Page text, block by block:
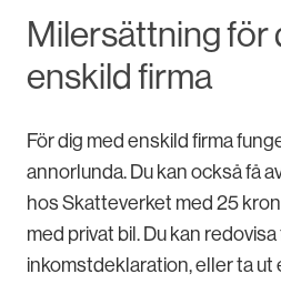
Milersättning för
enskild firma
För dig med enskild firma
annorlunda. Du kan också få
hos Skatteverket med 25
med privat bil. Du kan
inkomstdeklaration, eller ta